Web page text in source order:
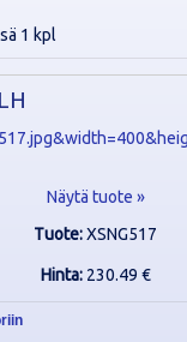
1 kpl
Näytä tuote »
Tuote:XSNG517
Hinta: 230.49 €